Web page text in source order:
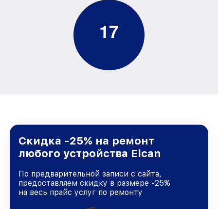
17
Скидка -25% на ремонт
любого устройства Elcan
По предварительной записи с сайта,
предоставляем скидку в размере -25%
на весь прайс услуг по ремонту